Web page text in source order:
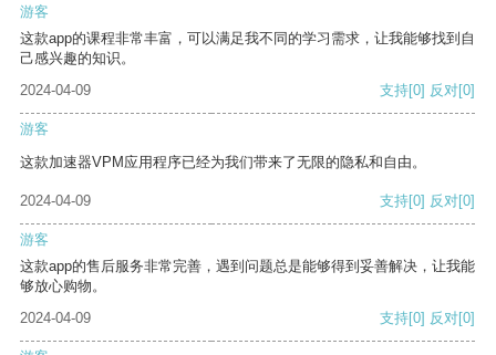
游客
这款app的课程非常丰富，可以满足我不同的学习需求，让我能够找到自
己感兴趣的知识。
2024-04-09
支持[0] 反对[0]
游客
这款加速器VPM应用程序已经为我们带来了无限的隐私和自由。
2024-04-09 支持[0] 反对[0]
游客
这款app的售后服务非常完善，遇到问题总是能够得到妥善解决，让我能
够放心购物。
2024-04-09
支持[0] 反对[0]